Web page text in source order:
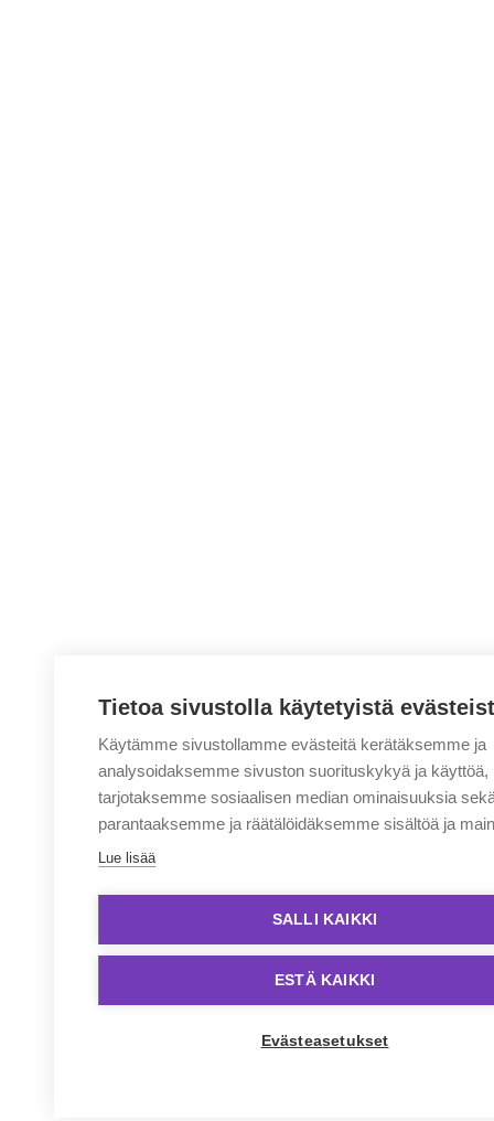
Tietoa sivustolla käytetyistä
Käytämme sivustollamme evästeitä kerätäksemme ja
analysoidaksemme sivuston suorituskykyä ja käyttöä,
tarjotaksemme sosiaalisen median ominaisuuksia
parantaaksemme ja räätälöidäksemme sisältöä ja
Lue lisää
SALLI KAIKKI
ESTÄ KAIKKI
Evästeasetukset